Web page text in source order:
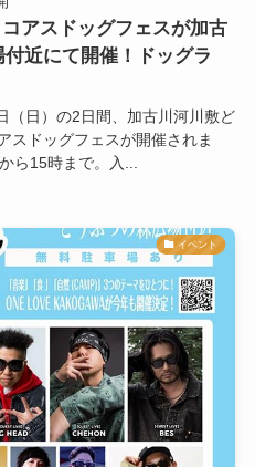
アスドッグフェスが加古
近にて開催！ドッグラ
（日）の2日間、加古川河川敷ど
スドッグフェスが開催されま
15時まで。入...
イベント